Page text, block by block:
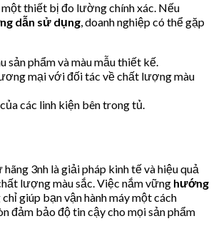
một thiết bị đo lường chính xác. Nếu
dẫn sử dụng, doanh nghiệp có thể gặp
sản phẩm và màu mẫu thiết kế.
mại với đối tác về chất lượng màu
các linh kiện bên trong tủ.
3nh là giải pháp kinh tế và hiệu quả
lượng màu sắc. Việc nắm vững hướng
chỉ giúp bạn vận hành máy một cách
đảm bảo độ tin cậy cho mọi sản phẩm